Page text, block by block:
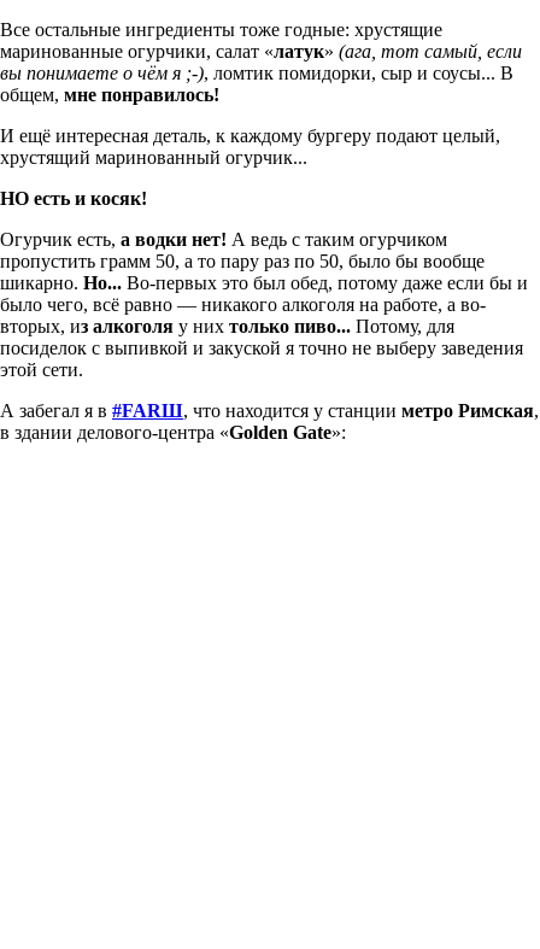
Все остальные ингредиенты тоже годные: хрустящие
маринованные огурчики, салат «латук» (ага, тот самый, если
вы понимаете о чём я ;-), ломтик помидорки, сыр и соусы... В
общем, мне понравилось!
И ещё интересная деталь, к каждому бургеру подают целый,
хрустящий маринованный огурчик...
НО есть и косяк!
Огурчик есть, а водки нет! А ведь с таким огурчиком
пропустить грамм 50, а то пару раз по 50, было бы вообще
шикарно. Но... Во-первых это был обед, потому даже если бы и
было чего, всё равно — никакого алкоголя на работе, а во-
вторых, из алкоголя у них только пиво... Потому, для
посиделок с выпивкой и закуской я точно не выберу заведения
этой сети.
А забегал я в #FARШ, что находится у станции метро Римская,
в здании делового-центра «Golden Gate»: